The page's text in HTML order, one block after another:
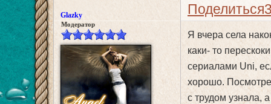
Поделиться
Glazky
Модератор
Я вчера села
каки- то
сериалами Uni,
хорошо.
с трудом узнала,